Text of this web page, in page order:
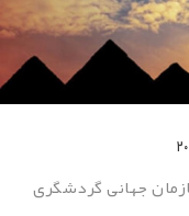
جهانی گردشگری